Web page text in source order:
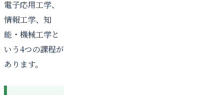
電子応用工学、
情報工学、知
能・機械工学と
いう4つの課程が
あります。